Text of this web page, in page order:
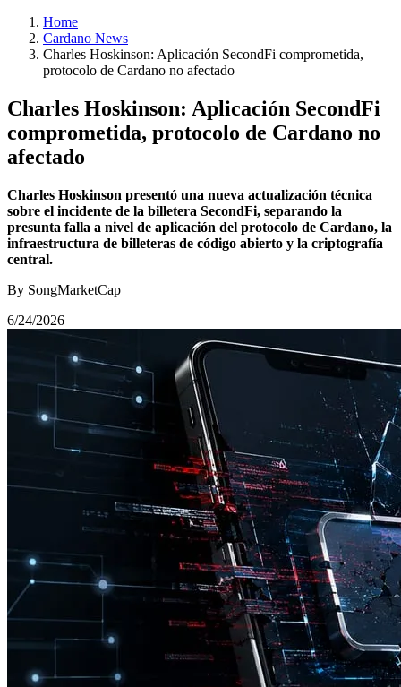
Home
Cardano News
Charles Hoskinson: Aplicación SecondFi comprometida,
protocolo de Cardano no afectado
Charles Hoskinson: Aplicación SecondFi
comprometida, protocolo de Cardano no
afectado
Charles Hoskinson presentó una nueva actualización técnica
sobre el incidente de la billetera SecondFi, separando la
presunta falla a nivel de aplicación del protocolo de Cardano, la
infraestructura de billeteras de código abierto y la criptografía
central.
By SongMarketCap
6/24/2026